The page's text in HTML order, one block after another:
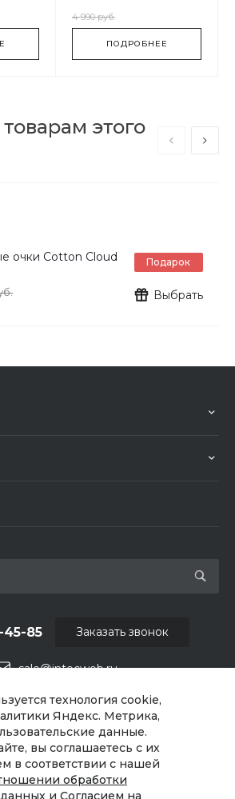
технология cookie,
Яндекс. Метрика,
данные.
вы соглашаетесь с их
в соответствии с нашей
обработки
и Согласием на
4 990 руб.
ПОДРОБНЕЕ
этого
очки Cotton Cloud
Подарок
Выбрать
sale@intecweb.ru
45-85
ул. Люсиновская, д. 39
Заказать звонок